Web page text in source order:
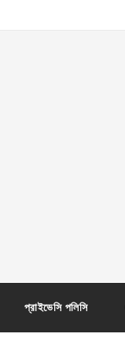
প্রাইভেসি পলিসি